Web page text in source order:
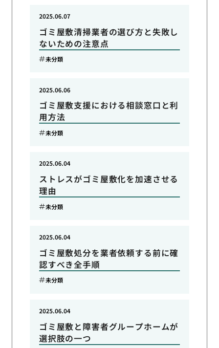
ゴミ屋敷清掃業者の選び方と失敗し
ないための注意点
2025.06.07
未分類
ゴミ屋敷支援における相談窓口と利
用方法
2025.06.06
未分類
ストレスがゴミ屋敷化を加速させる
理由
2025.06.04
未分類
ゴミ屋敷処分を業者依頼する前に確
認すべき全手順
2025.06.04
未分類
ゴミ屋敷と障害者グループホームが
選択肢の一つ
2025.06.04